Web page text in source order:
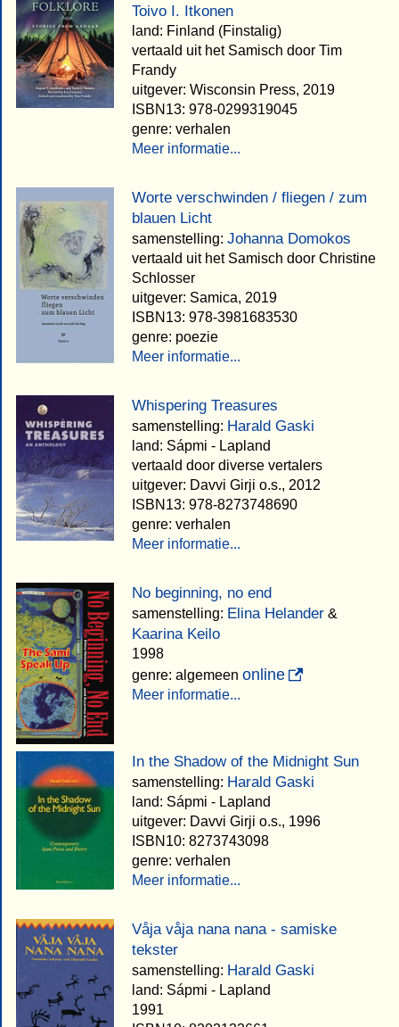
Toivo I. Itkonen
land: Finland (Finstalig)
vertaald uit het Samisch door Tim
Frandy
uitgever: Wisconsin Press, 2019
ISBN13: 978-0299319045
genre: verhalen
Meer informatie...
Worte verschwinden / fliegen / zum
blauen Licht
samenstelling: Johanna Domokos
vertaald uit het Samisch door Christine
Schlosser
uitgever: Samica, 2019
ISBN13: 978-3981683530
genre: poezie
Meer informatie...
Whispering Treasures
samenstelling: Harald Gaski
land: Sápmi - Lapland
vertaald door diverse vertalers
uitgever: Davvi Girji o.s., 2012
ISBN13: 978-8273748690
genre: verhalen
Meer informatie...
No beginning, no end
samenstelling: Elina Helander &
Kaarina Keilo
1998
genre: algemeen online
Meer informatie...
In the Shadow of the Midnight Sun
samenstelling: Harald Gaski
land: Sápmi - Lapland
uitgever: Davvi Girji o.s., 1996
ISBN10: 8273743098
genre: verhalen
Meer informatie...
Våja våja nana nana - samiske
tekster
samenstelling: Harald Gaski
land: Sápmi - Lapland
1991